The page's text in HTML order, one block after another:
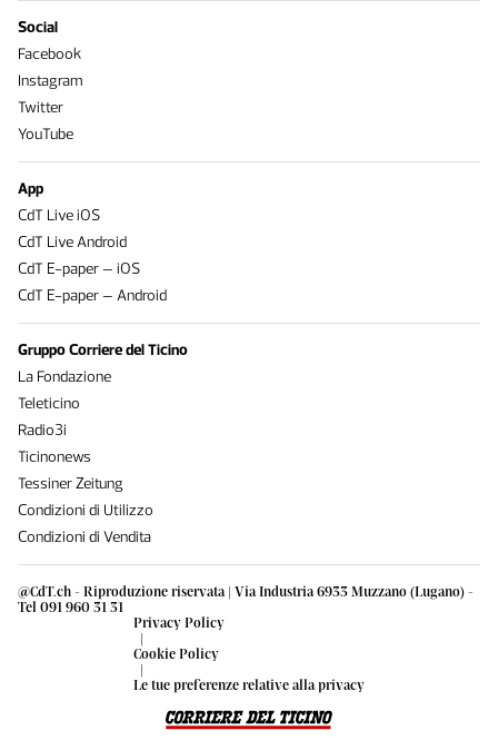
@CdT.ch - Riproduzione riservata | Via Industria 6933 Muzzano (Lugano) -
Tel 091 960 31 31
Privacy Policy
|
Cookie Policy
|
Le tue preferenze relative alla privacy
Social
Facebook
Instagram
Twitter
YouTube
App
CdT Live iOS
CdT Live Android
CdT E-paper – iOS
CdT E-paper – Android
Gruppo Corriere del Ticino
La Fondazione
Teleticino
Radio3i
Ticinonews
Tessiner Zeitung
Condizioni di Utilizzo
Condizioni di Vendita